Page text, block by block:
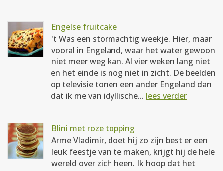
Engelse fruitcake
't Was een stormachtig weekje. Hier, maar
vooral in Engeland, waar het water gewoon
niet meer weg kan. Al vier weken lang niet
en het einde is nog niet in zicht. De beelden
op televisie tonen een ander Engeland dan
dat ik me van idyllische... lees verder
Blini met roze topping
Arme Vladimir, doet hij zo zijn best er een
leuk feestje van te maken, krijgt hij de hele
wereld over zich heen. Ik hoop dat het